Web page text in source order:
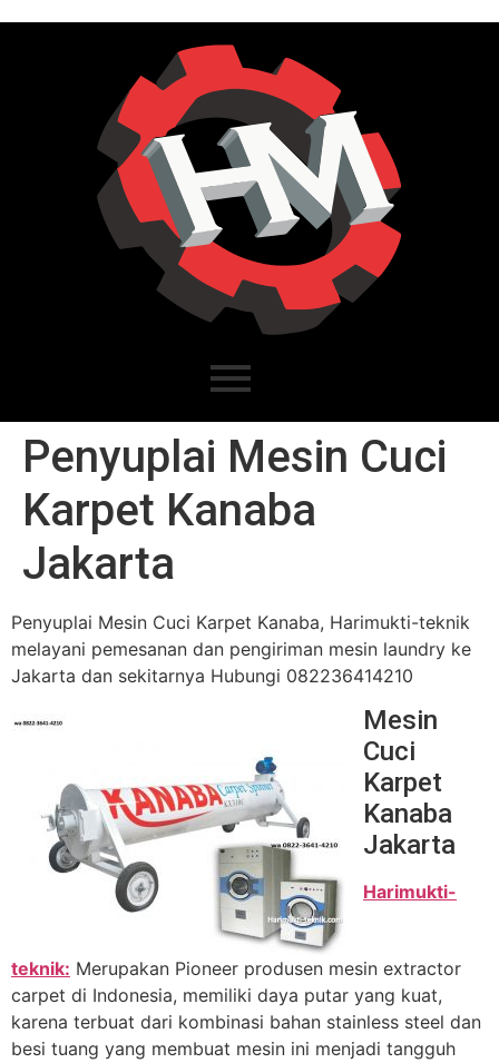
Penyuplai Mesin Cuci
Karpet Kanaba
Jakarta
Penyuplai Mesin Cuci Karpet Kanaba, Harimukti-teknik
melayani pemesanan dan pengiriman mesin laundry ke
Jakarta dan sekitarnya Hubungi 082236414210
Mesin
Cuci
Karpet
Kanaba
Jakarta
Harimukti-
teknik: Merupakan Pioneer produsen mesin extractor
carpet di Indonesia, memiliki daya putar yang kuat,
karena terbuat dari kombinasi bahan stainless steel dan
besi tuang yang membuat mesin ini menjadi tangguh